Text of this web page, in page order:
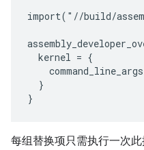
import("//build/
  kernel = {
  }
每组替换项只需执行一次